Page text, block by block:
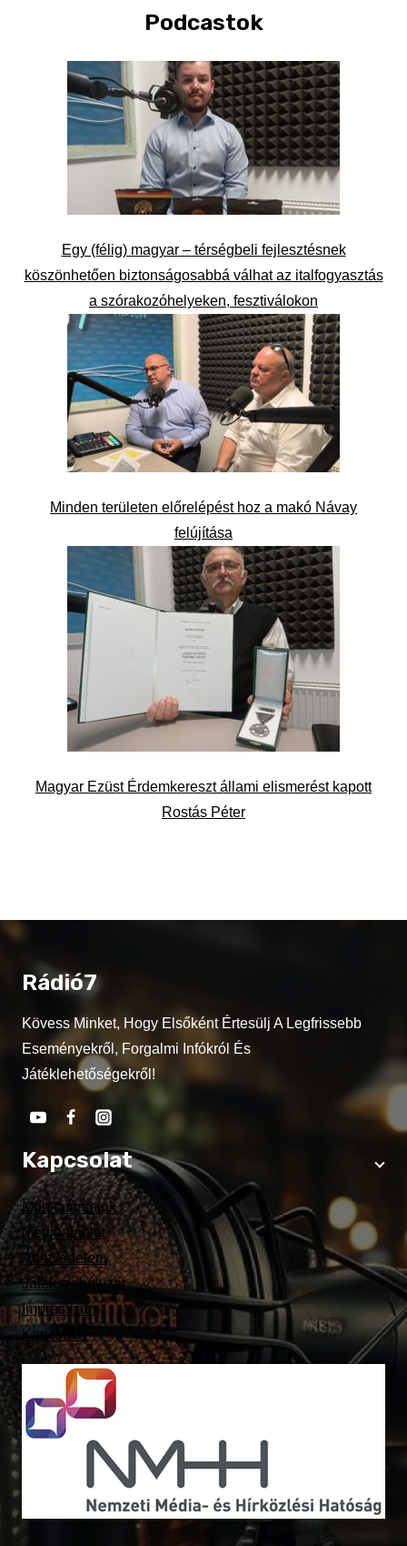
Podcastok
Egy (félig) magyar – térségbeli fejlesztésnek
köszönhetően biztonságosabbá válhat az italfogyasztás
a szórakozóhelyeken, fesztiválokon
Minden területen előrelépést hoz a makó Návay
felújítása
Magyar Ezüst Érdemkereszt állami elismerést kapott
Rostás Péter
Rádió7
Kövess Minket, Hogy Elsőként Értesülj A Legfrissebb
Eseményekről, Forgalmi Infókról És
Játéklehetőségekről!
Kapcsolat
Munkatársaink
Médiaajánlat
Adatvédelem
Játékszabályzat
Impresszum
Kapcsolat